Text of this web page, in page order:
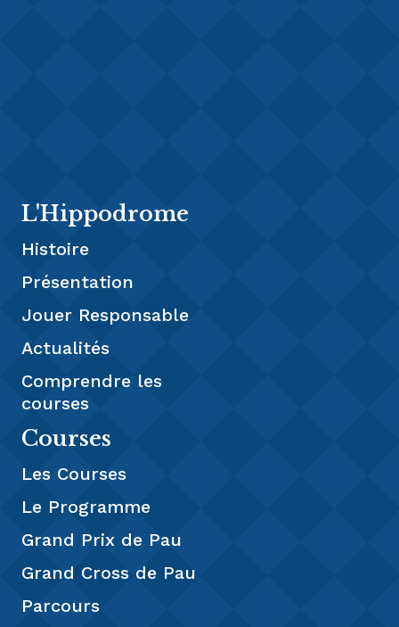
L'Hippodrome
Histoire
Présentation
Jouer Responsable
Actualités
Comprendre les
courses
Courses
Les Courses
Le Programme
Grand Prix de Pau
Grand Cross de Pau
Parcours